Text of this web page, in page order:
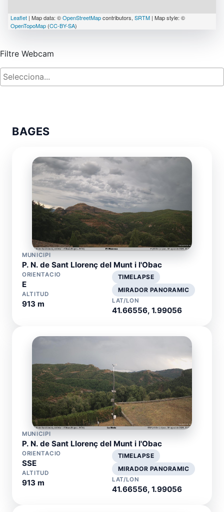
Leaflet | Map data: ©OpenStreetMapcontributors, SRTM | Map style: ©
OpenTopoMap (CC-BY-SA)
Filtre Webcam
BAGES
MUNICIPI
P. N. de Sant Llorenç del Munt i l'Obac
ORIENTACIO
E
ALTITUD
913 m
TIMELAPSE
MIRADOR PANORAMIC
LAT/LON
41.66556, 1.99056
MUNICIPI
P. N. de Sant Llorenç del Munt i l'Obac
ORIENTACIO
SSE
ALTITUD
913 m
TIMELAPSE
MIRADOR PANORAMIC
LAT/LON
41.66556, 1.99056